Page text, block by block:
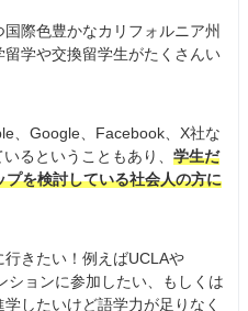
際色豊かなカリフォルニア州
学や交換留学生がたくさんい
、Google、Facebook、X社な
るということもあり、 学生だ
を検討している社会人の方に
きたい！例えばUCLAや
ションに参加したい、もしくは
したいけど語学力が足りなく